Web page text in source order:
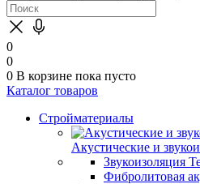
0
0
0 В корзине пока пусто
Каталог товаров
Стройматериалы
Акустические и
Звукоизоляция
Фибролитовая